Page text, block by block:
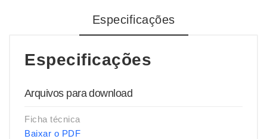
Especificações
Especificações
Arquivos para download
Ficha técnica
Baixar o PDF